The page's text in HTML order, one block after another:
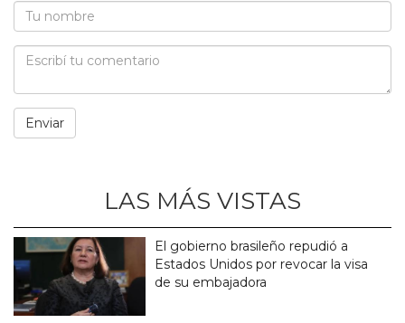
LAS MÁS VISTAS
El gobierno brasileño repudió a
Estados Unidos por revocar la visa
de su embajadora